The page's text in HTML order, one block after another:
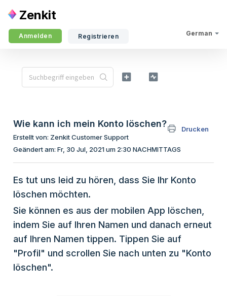
Zenkit
German
Anmelden Registrieren
Wie kann ich mein Konto löschen?
Drucken
Erstellt von: Zenkit Customer Support
Geändert am: Fr, 30 Jul, 2021 um 2:30 NACHMITTAGS
Es tut uns leid zu hören, dass Sie Ihr Konto
löschen möchten.
Sie können es aus der mobilen App löschen,
indem Sie auf Ihren Namen und danach erneut
auf Ihren Namen tippen. Tippen Sie auf
"Profil" und scrollen Sie nach unten zu "Konto
löschen".